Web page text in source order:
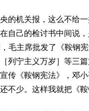
的机关报，这么不给
自己的检讨书中间说
毛主席批发了《鞍钢
列宁主义万岁］等三
传《鞍钢宪法》，邓
不少。这样我就把《